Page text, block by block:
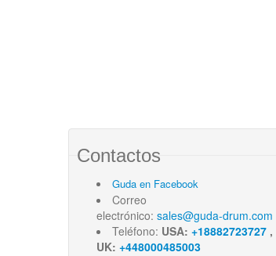
Contactos
Guda en Facebook
Correo
electrónico: sales@guda-drum.com
Teléfono: USA: +18882723727 ,
UK: +448000485003